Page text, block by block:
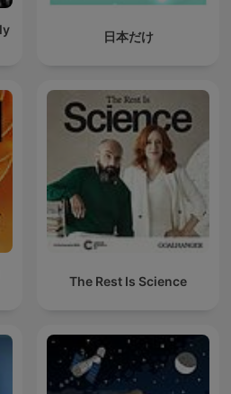
日本だけ
The Rest Is Science